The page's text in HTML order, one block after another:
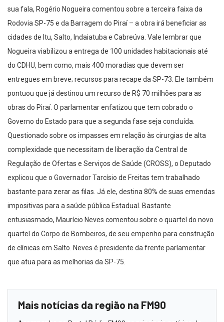
sua fala, Rogério Nogueira comentou sobre a terceira faixa da
Rodovia SP-75 e da Barragem do Piraí – a obra irá beneficiar as
cidades de Itu, Salto, Indaiatuba e Cabreúva. Vale lembrar que
Nogueira viabilizou a entrega de 100 unidades habitacionais até
do CDHU, bem como, mais 400 moradias que devem ser
entregues em breve; recursos para recape da SP-73. Ele também
pontuou que já destinou um recurso de R$ 70 milhões para as
obras do Piraí. O parlamentar enfatizou que tem cobrado o
Governo do Estado para que a segunda fase seja concluída.
Questionado sobre os impasses em relação às cirurgias de alta
complexidade que necessitam de liberação da Central de
Regulação de Ofertas e Serviços de Saúde (CROSS), o Deputado
explicou que o Governador Tarcísio de Freitas tem trabalhado
bastante para zerar as filas. Já ele, destina 80% de suas emendas
impositivas para a saúde pública Estadual. Bastante
entusiasmado, Maurício Neves comentou sobre o quartel do novo
quartel do Corpo de Bombeiros, de seu empenho para construção
de clínicas em Salto. Neves é presidente da frente parlamentar
que atua para as melhorias da SP-75.
Mais notícias da região na FM90